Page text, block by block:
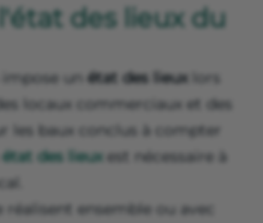
des lieux du
impose un état des lieux lors
locaux commerciaux et des
les baux conclus à compter
état des lieuxest nécessaire à
ensemble ou avec